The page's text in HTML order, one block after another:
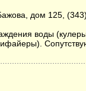
дом 125,
воды